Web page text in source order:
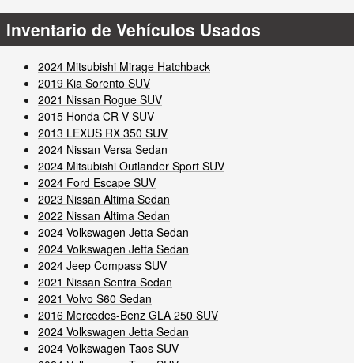
Inventario de Vehículos Usados
2024 Mitsubishi Mirage Hatchback
2019 Kia Sorento SUV
2021 Nissan Rogue SUV
2015 Honda CR-V SUV
2013 LEXUS RX 350 SUV
2024 Nissan Versa Sedan
2024 Mitsubishi Outlander Sport SUV
2024 Ford Escape SUV
2023 Nissan Altima Sedan
2022 Nissan Altima Sedan
2024 Volkswagen Jetta Sedan
2024 Volkswagen Jetta Sedan
2024 Jeep Compass SUV
2021 Nissan Sentra Sedan
2021 Volvo S60 Sedan
2016 Mercedes-Benz GLA 250 SUV
2024 Volkswagen Jetta Sedan
2024 Volkswagen Taos SUV